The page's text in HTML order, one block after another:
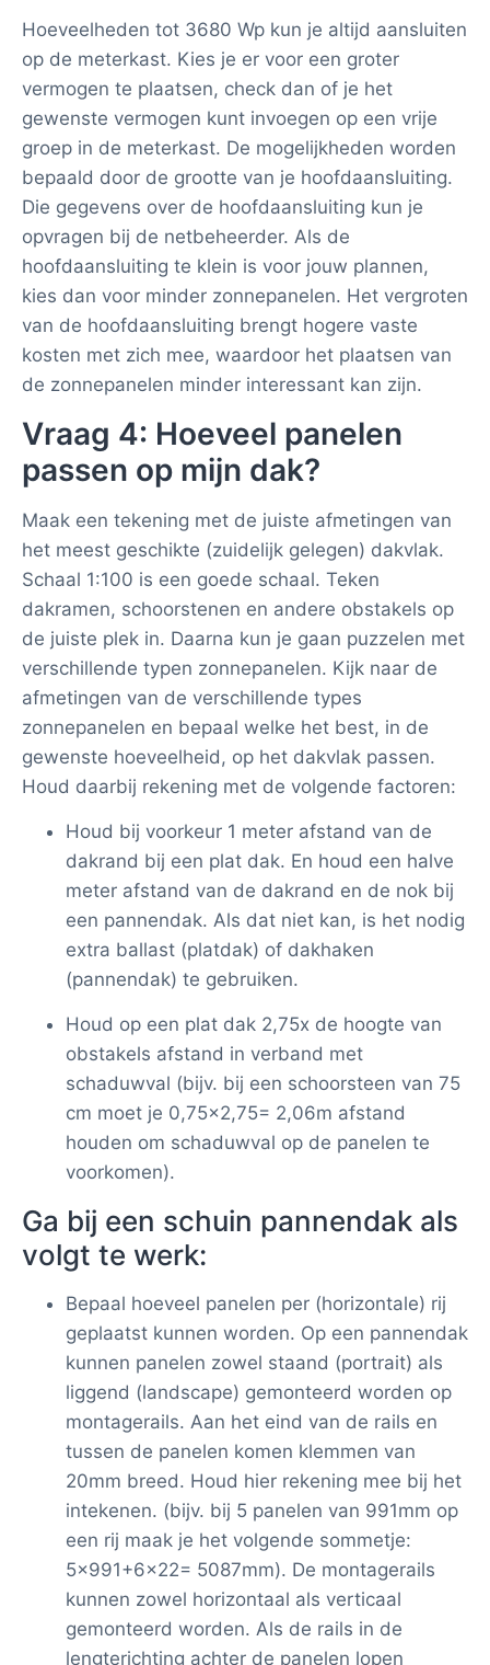
Hoeveelheden tot 3680 Wp kun je altijd aansluiten
op de meterkast. Kies je er voor een groter
vermogen te plaatsen, check dan of je het
gewenste vermogen kunt invoegen op een vrije
groep in de meterkast. De mogelijkheden worden
bepaald door de grootte van je hoofdaansluiting.
Die gegevens over de hoofdaansluiting kun je
opvragen bij de netbeheerder. Als de
hoofdaansluiting te klein is voor jouw plannen,
kies dan voor minder zonnepanelen. Het vergroten
van de hoofdaansluiting brengt hogere vaste
kosten met zich mee, waardoor het plaatsen van
de zonnepanelen minder interessant kan zijn.
Vraag 4: Hoeveel panelen
passen op mijn dak?
Maak een tekening met de juiste afmetingen van
het meest geschikte (zuidelijk gelegen) dakvlak.
Schaal 1:100 is een goede schaal. Teken
dakramen, schoorstenen en andere obstakels op
de juiste plek in. Daarna kun je gaan puzzelen met
verschillende typen zonnepanelen. Kijk naar de
afmetingen van de verschillende types
zonnepanelen en bepaal welke het best, in de
gewenste hoeveelheid, op het dakvlak passen.
Houd daarbij rekening met de volgende factoren:
Houd bij voorkeur 1 meter afstand van de
dakrand bij een plat dak. En houd een halve
meter afstand van de dakrand en de nok bij
een pannendak. Als dat niet kan, is het nodig
extra ballast (platdak) of dakhaken
(pannendak) te gebruiken.
Houd op een plat dak 2,75x de hoogte van
obstakels afstand in verband met
schaduwval (bijv. bij een schoorsteen van 75
cm moet je 0,75×2,75= 2,06m afstand
houden om schaduwval op de panelen te
voorkomen).
Ga bij een schuin pannendak als
volgt te werk:
Bepaal hoeveel panelen per (horizontale) rij
geplaatst kunnen worden. Op een pannendak
kunnen panelen zowel staand (portrait) als
liggend (landscape) gemonteerd worden op
montagerails. Aan het eind van de rails en
tussen de panelen komen klemmen van
20mm breed. Houd hier rekening mee bij het
intekenen. (bijv. bij 5 panelen van 991mm op
een rij maak je het volgende sommetje:
5×991+6×22= 5087mm). De montagerails
kunnen zowel horizontaal als verticaal
gemonteerd worden. Als de rails in de
lengterichting achter de panelen lopen